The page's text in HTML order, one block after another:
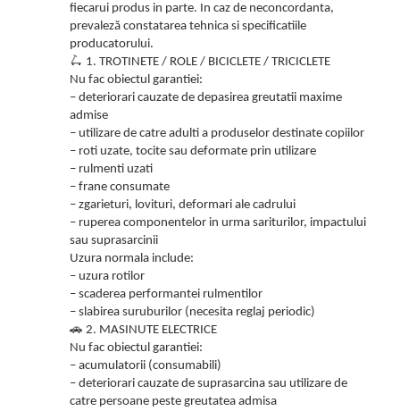
fiecarui produs in parte. In caz de neconcordanta,
prevaleză constatarea tehnica si specificatiile
producatorului.
🛴 1. TROTINETE / ROLE / BICICLETE / TRICICLETE
Nu fac obiectul garantiei:
– deteriorari cauzate de depasirea greutatii maxime
admise
– utilizare de catre adulti a produselor destinate copiilor
– roti uzate, tocite sau deformate prin utilizare
– rulmenti uzati
– frane consumate
– zgarieturi, lovituri, deformari ale cadrului
– ruperea componentelor in urma sariturilor, impactului
sau suprasarcinii
Uzura normala include:
– uzura rotilor
– scaderea performantei rulmentilor
– slabirea suruburilor (necesita reglaj periodic)
🚗 2. MASINUTE ELECTRICE
Nu fac obiectul garantiei:
– acumulatorii (consumabili)
– deteriorari cauzate de suprasarcina sau utilizare de
catre persoane peste greutatea admisa